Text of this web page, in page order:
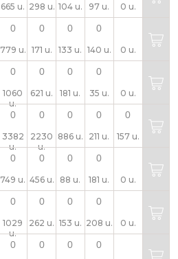
665 u. 298 u. 104 u. 97 u. 0 u.
779 u. 171 u. 133 u. 140 u. 0 u.
1060
u.
621 u. 181 u. 35 u. 0 u.
3382
u.
2230
u.
886 u. 211 u. 157 u.
749 u. 456 u. 88 u. 181 u. 0 u.
1029
u.
262 u. 153 u. 208 u. 0 u.